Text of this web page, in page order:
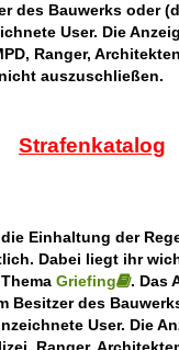
des Bauwerks oder
User. Die
Ranger,
auszuschließen.
Strafenkatalog
Einhaltung der
Dabei liegt ihr
Griefing
. Das
Besitzer des
User. Die